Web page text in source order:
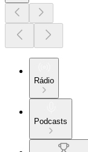
Rádio
Podcasts